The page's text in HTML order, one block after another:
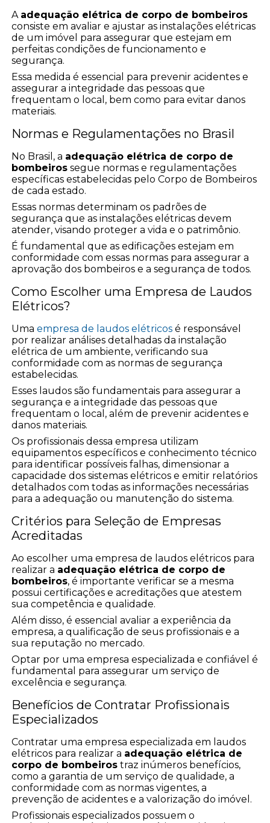
A adequação elétrica de corpo de bombeiros
consiste em avaliar e ajustar as instalações elétricas
de um imóvel para assegurar que estejam em
perfeitas condições de funcionamento e
segurança.
Essa medida é essencial para prevenir acidentes e
assegurar a integridade das pessoas que
frequentam o local, bem como para evitar danos
materiais.
Normas e Regulamentações no Brasil
No Brasil, a adequação elétrica de corpo de
bombeiros segue normas e regulamentações
específicas estabelecidas pelo Corpo de Bombeiros
de cada estado.
Essas normas determinam os padrões de
segurança que as instalações elétricas devem
atender, visando proteger a vida e o patrimônio.
É fundamental que as edificações estejam em
conformidade com essas normas para assegurar a
aprovação dos bombeiros e a segurança de todos.
Como Escolher uma Empresa de Laudos
Elétricos?
Umaempresa de laudos elétricos é responsável
por realizar análises detalhadas da instalação
elétrica de um ambiente, verificando sua
conformidade com as normas de segurança
estabelecidas.
Esses laudos são fundamentais para assegurar a
segurança e a integridade das pessoas que
frequentam o local, além de prevenir acidentes e
danos materiais.
Os profissionais dessa empresa utilizam
equipamentos específicos e conhecimento técnico
para identificar possíveis falhas, dimensionar a
capacidade dos sistemas elétricos e emitir relatórios
detalhados com todas as informações necessárias
para a adequação ou manutenção do sistema.
Critérios para Seleção de Empresas
Acreditadas
Ao escolher uma empresa de laudos elétricos para
realizar a adequação elétrica de corpo de
bombeiros, é importante verificar se a mesma
possui certificações e acreditações que atestem
sua competência e qualidade.
Além disso, é essencial avaliar a experiência da
empresa, a qualificação de seus profissionais e a
sua reputação no mercado.
Optar por uma empresa especializada e confiável é
fundamental para assegurar um serviço de
excelência e segurança.
Benefícios de Contratar Profissionais
Especializados
Contratar uma empresa especializada em laudos
elétricos para realizar a adequação elétrica de
corpo de bombeiros traz inúmeros benefícios,
como a garantia de um serviço de qualidade, a
conformidade com as normas vigentes, a
prevenção de acidentes e a valorização do imóvel.
Profissionais especializados possuem o